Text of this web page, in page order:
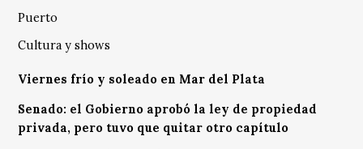
Puerto
Cultura y shows
Viernes frío y soleado en Mar del Plata
Senado: el Gobierno aprobó la ley de propiedad
privada, pero tuvo que quitar otro capítulo